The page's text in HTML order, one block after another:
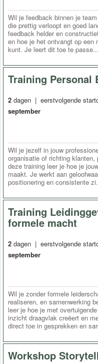
Wil je feedback binnen je
die prettig verloopt en goed
feedback helder en
en hoe je het ontvangt op een
kunt. Je leert dit toe te
Training Personal
2 dagen | eerstvolgende
september
Wil je jezelf in jouw
organisatie of richting
deze training leer je hoe je
maakt. Je werkt aan
positionering en consistente
Training
formele macht
2 dagen | eerstvolgende
september
Wil je zonder formele
realiseren, en samenwerking
leer je hoe je met
inzicht draagvlak creëert en
direct toe in gesprekken en
Workshop